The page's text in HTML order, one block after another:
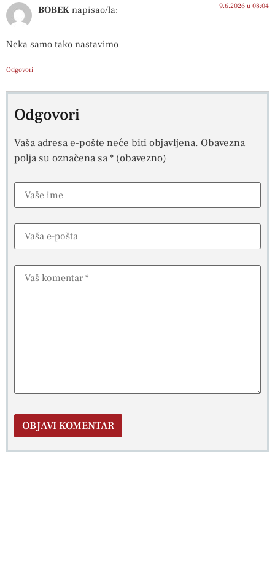
BOBEK napisao/la: 9.6.2026 u 08:04
Neka samo tako nastavimo
Odgovori
Odgovori
Vaša adresa e-pošte neće biti objavljena. Obavezna
polja su označena sa* (obavezno)